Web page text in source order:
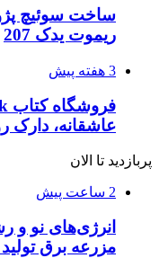
ریموت یدک 207
3 هفته پیش
عاشقانه، دارک
پربازدید تا الان
2 ساعت پیش
انرژی‌های نو و
مزرعه‌ برق